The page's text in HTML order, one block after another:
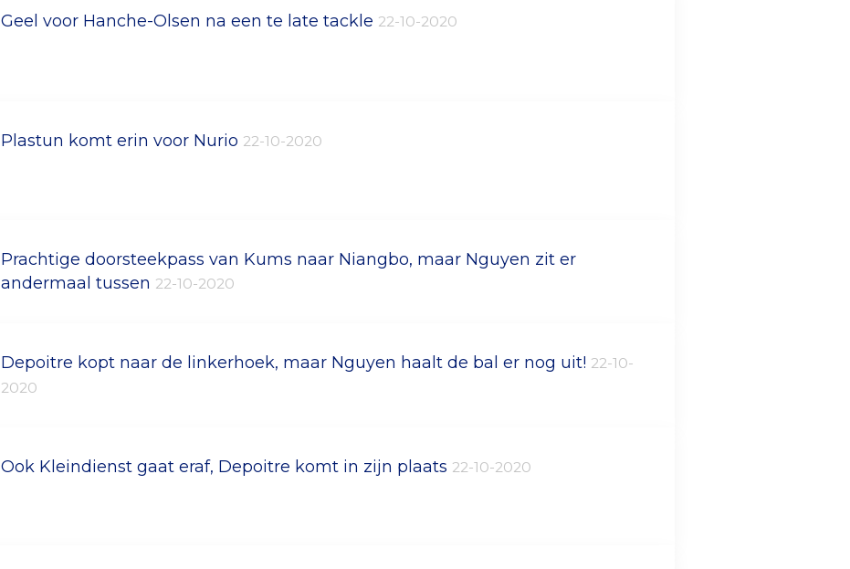
Geel voor Hanche-Olsen na een te late tackle 22-10-2020
Plastun komt erin voor Nurio 22-10-2020
Prachtige doorsteekpass van Kums naar Niangbo, maar Nguyen zit er
andermaal tussen 22-10-2020
Depoitre kopt naar de linkerhoek, maar Nguyen haalt de bal er nog uit! 22-10-
2020
Ook Kleindienst gaat eraf, Depoitre komt in zijn plaats 22-10-2020